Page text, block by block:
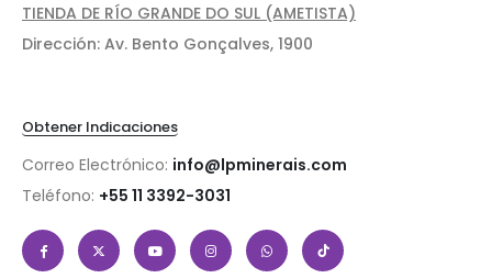
TIENDA DE RÍO GRANDE DO SUL (AMETISTA)
Dirección: Av. Bento Gonçalves, 1900
Obtener Indicaciones
Correo Electrónico: info@lpminerais.com
Teléfono: +55 11 3392-3031